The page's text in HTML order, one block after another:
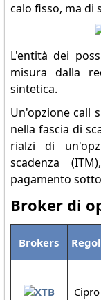
calo fisso, ma di
L'entità dei
misura dalla
sintetica.
Un'opzione call
nella fascia di
rialzi di
scadenza
pagamento
Broker di
Brokers
Cipro